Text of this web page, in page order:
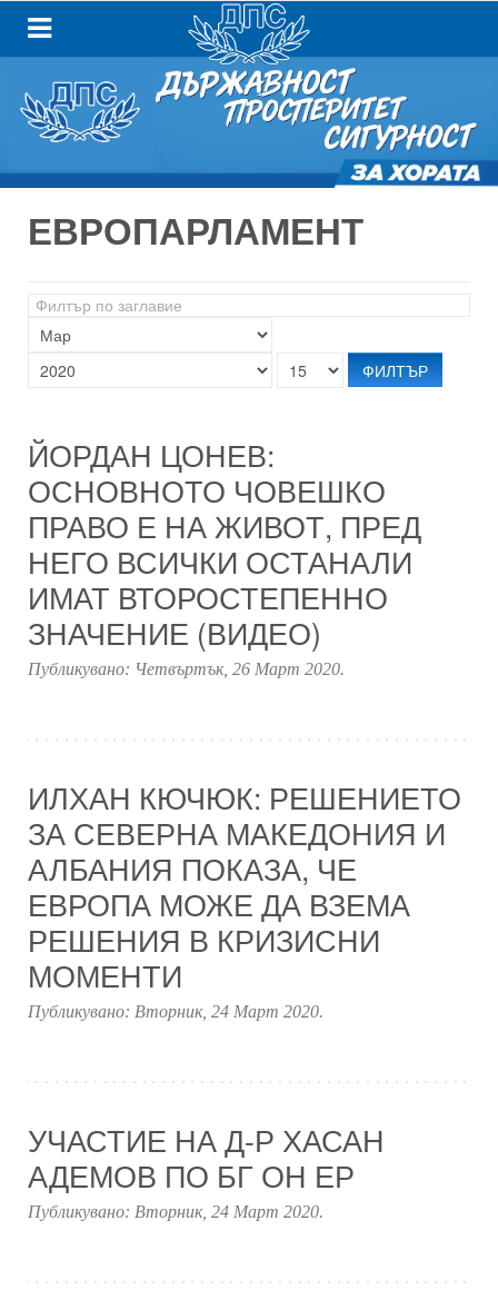
ЕВРОПАРЛАМЕНТ
Филтър
по
заглавие
ФИЛТЪР
ЙОРДАН ЦОНЕВ:
ОСНОВНОТО ЧОВЕШКО
ПРАВО Е НА ЖИВОТ, ПРЕД
НЕГО ВСИЧКИ ОСТАНАЛИ
ИМАТ ВТОРОСТЕПЕННО
ЗНАЧЕНИЕ (ВИДЕО)
Публикувано: Четвъртък, 26 Март 2020.
ИЛХАН КЮЧЮК: РЕШЕНИЕТО
ЗА СЕВЕРНА МАКЕДОНИЯ И
АЛБАНИЯ ПОКАЗА, ЧЕ
ЕВРОПА МОЖЕ ДА ВЗЕМА
РЕШЕНИЯ В КРИЗИСНИ
МОМЕНТИ
Публикувано: Вторник, 24 Март 2020.
УЧАСТИЕ НА Д-Р ХАСАН
АДЕМОВ ПО БГ ОН ЕР
Публикувано: Вторник, 24 Март 2020.